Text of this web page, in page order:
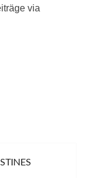
via